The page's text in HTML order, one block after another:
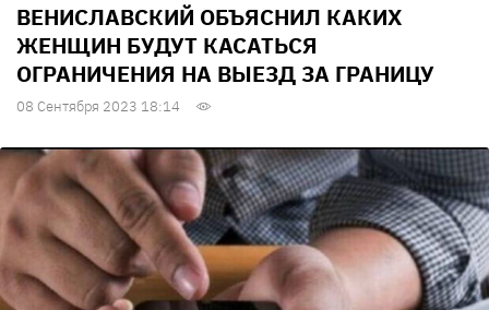
ВЕНИСЛАВСКИЙ ОБЪЯСНИЛ КАКИХ
ЖЕНЩИН БУДУТ КАСАТЬСЯ
ОГРАНИЧЕНИЯ НА ВЫЕЗД ЗА ГРАНИЦУ
08 Сентября 2023 18:14